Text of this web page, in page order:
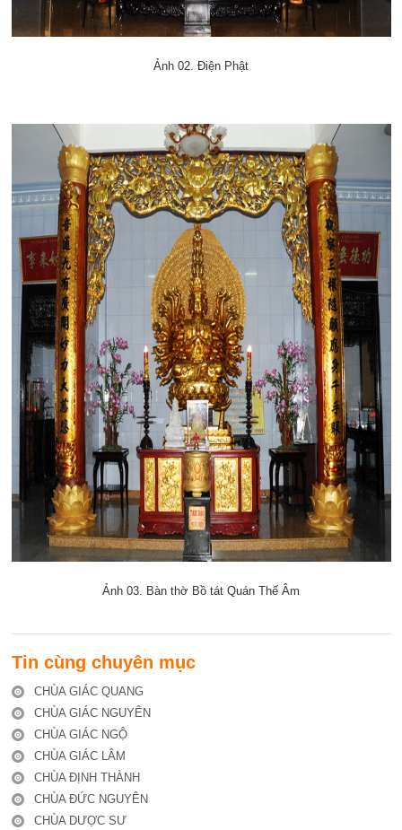
Ảnh 02. Điện Phật
Ảnh 03. Bàn thờ Bồ tát Quán Thế Âm
Tin cùng chuyên mục
CHÙA GIÁC QUANG
CHÙA GIÁC NGUYÊN
CHÙA GIÁC NGỘ
CHÙA GIÁC LÂM
CHÙA ĐỊNH THÀNH
CHÙA ĐỨC NGUYÊN
CHÙA DƯỢC SƯ